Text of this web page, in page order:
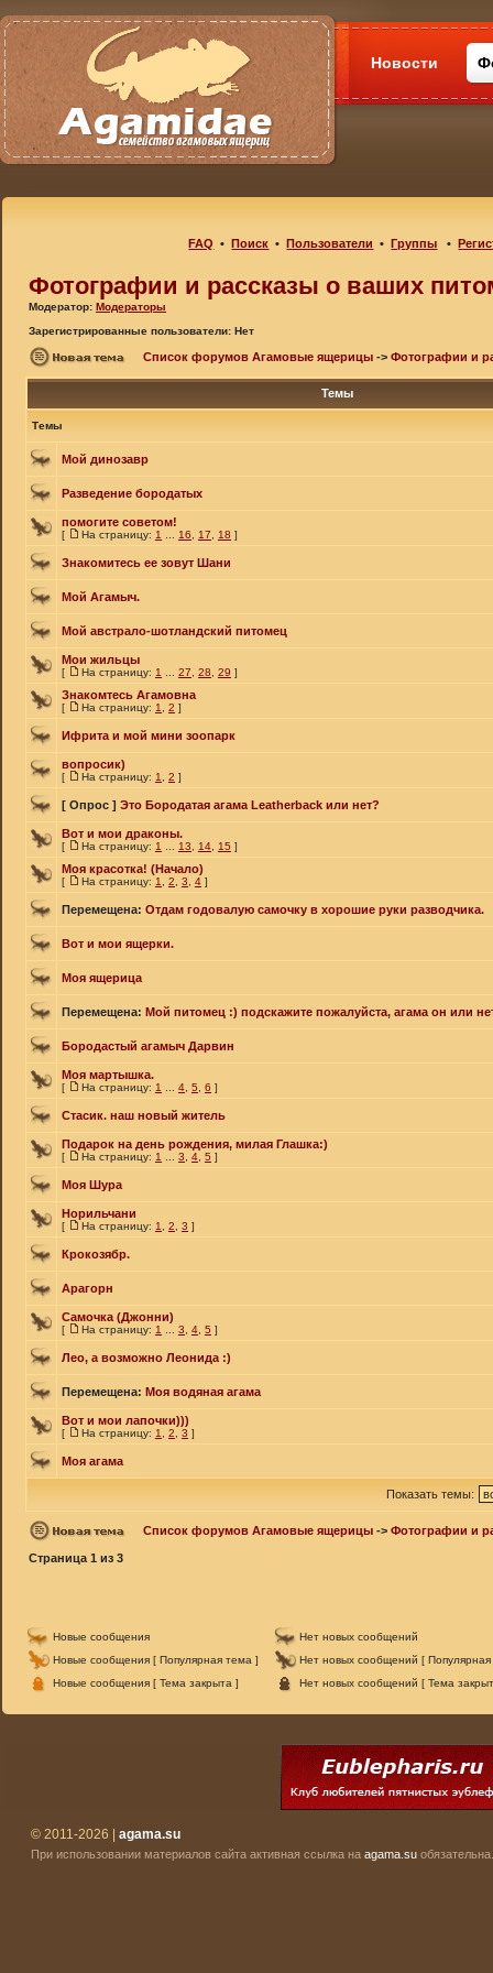
Новости
FAQ •Поиск •Пользователи •Группы •
Фотографии и рассказы о ваших
Модератор: Модераторы
Зарегистрированные пользователи: Нет
Список форумов Агамовые ящерицы -> Фотографии и
Темы
Темы
Мой динозавр
Разведение бородатых
помогите советом!
[ На страницу: 1 16 17 18 ]
Знакомитесь ее зовут Шани
Мой Агамыч.
Мой австрало-шотландский питомец
Мои жильцы
[ На страницу: 1 27 28 29 ]
Знакомтесь Агамовна
[ На страницу: 1 2 ]
Ифрита и мой мини зоопарк
вопросик)
[ На страницу: 1 2 ]
[ Опрос ] Это Бородатая агама Leatherback или нет?
Вот и мои драконы.
[ На страницу: 1 13 14 15 ]
Моя красотка! (Начало)
[ На страницу: 1 2 3 4 ]
Перемещена: Отдам годовалую самочку в хорошие руки разводчика.
Вот и мои ящерки.
Моя ящерица
Перемещена: Мой питомец :) подскажите пожалуйста, агама он или
Бородастый агамыч Дарвин
Моя мартышка.
[ На страницу: 1 4 5 6 ]
Стасик. наш новый житель
Подарок на день рождения, милая Глашка:)
[ На страницу: 1 3 4 5 ]
Моя Шура
Норильчани
[ На страницу: 1 2 3 ]
Крокозябр.
Арагорн
Самочка (Джонни)
[ На страницу: 1 3 4 5 ]
Лео, а возможно Леонида :)
Перемещена: Моя водяная агама
Вот и мои лапочки)))
[ На страницу: 1 2 3 ]
Моя агама
Показать темы:
Список форумов Агамовые ящерицы -> Фотографии и
Страница 1 из 3
Новые сообщения
Нет новых сообщений
Новые сообщения [ Популярная тема ]
Нет новых сообщений [
Новые сообщения [ Тема закрыта ]
Нет новых сообщений [ Тема
© 2011-2026 | agama.su
При использовании материалов сайта активная ссылка на agama.su обязательна.